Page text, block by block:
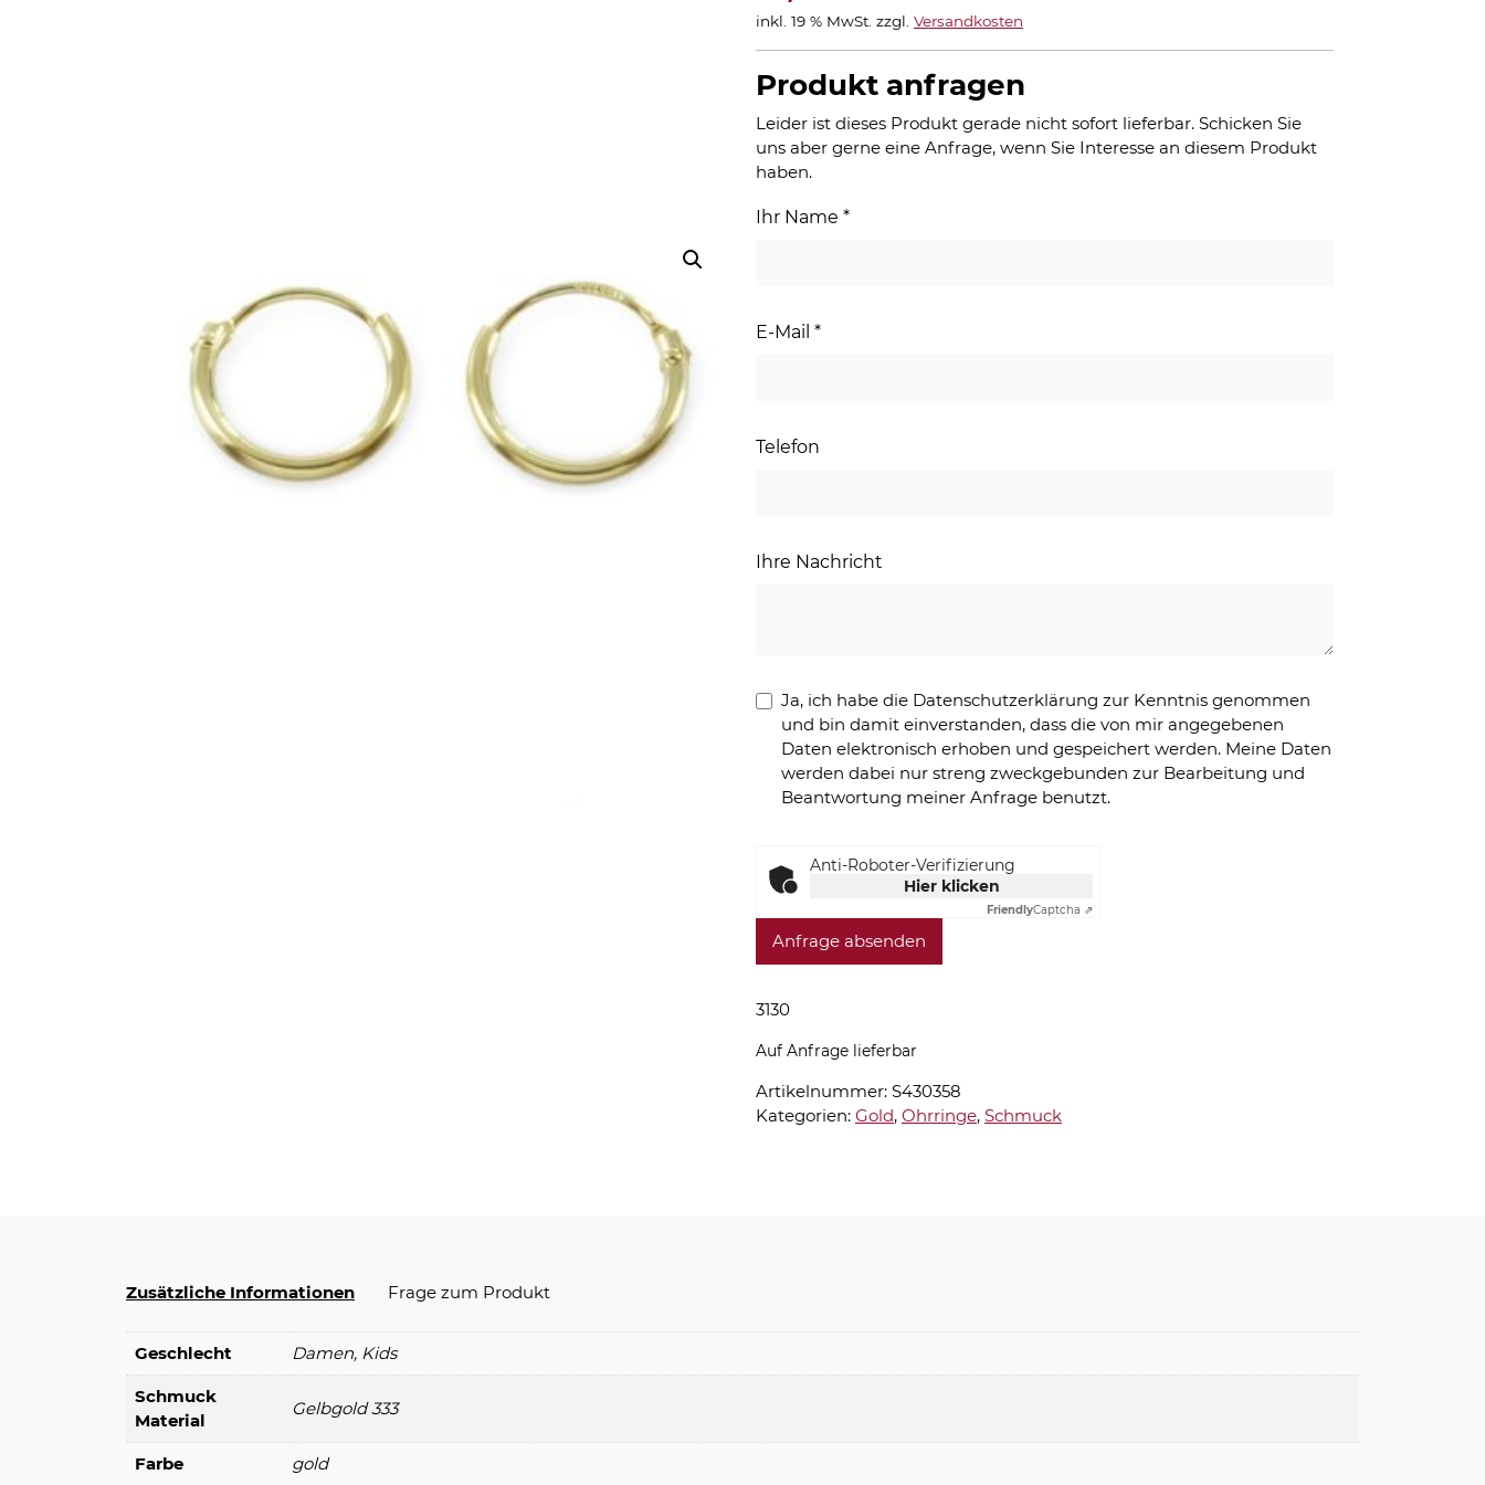
inkl. 19 % MwSt. zzgl. Versandkosten
Produkt anfragen
Leider ist dieses Produkt gerade nicht sofort lieferbar. Schicken Sie
uns aber gerne eine Anfrage, wenn Sie Interesse an diesem Produkt
haben.
Ihr Name *
E-Mail *
Telefon
Ihre Nachricht
Ja, ich habe die Datenschutzerklärung zur Kenntnis genommen
und bin damit einverstanden, dass die von mir angegebenen
Daten elektronisch erhoben und gespeichert werden. Meine Daten
werden dabei nur streng zweckgebunden zur Bearbeitung und
Beantwortung meiner Anfrage benutzt.
Anti-Roboter-Verifizierung
Hier klicken
FriendlyCaptcha ⇗
Anfrage absenden
3130
Auf Anfrage lieferbar
Artikelnummer: S430358
Kategorien: Gold, Ohrringe, Schmuck
Zusätzliche Informationen Frage zum Produkt
Geschlecht Damen, Kids
Schmuck
Material
Gelbgold 333
Farbe gold